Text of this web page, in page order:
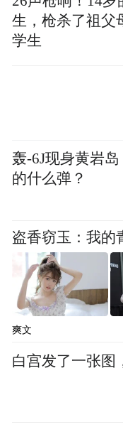
生，枪杀了祖父
学生
轰-6J现身黄岩
的什么弹？
盗香窃玉：我的
爽文
白宫发了一张图